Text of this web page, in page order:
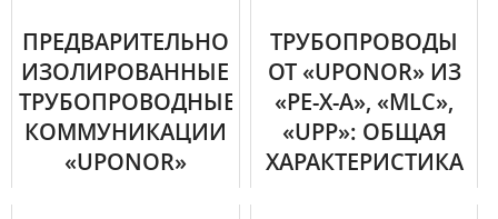
ПРЕДВАРИТЕЛЬНО
ИЗОЛИРОВАННЫЕ
ТРУБОПРОВОДНЫЕ
КОММУНИКАЦИИ
«UPONOR»
ТРУБОПРОВОДЫ
ОТ «UPONOR» ИЗ
«PE-X-A», «MLC»,
«UPP»: ОБЩАЯ
ХАРАКТЕРИСТИКА